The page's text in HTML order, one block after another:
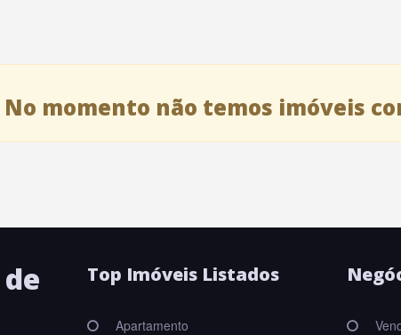
No momento não temos imóveis
Top Imóveis Listados
Apartamento